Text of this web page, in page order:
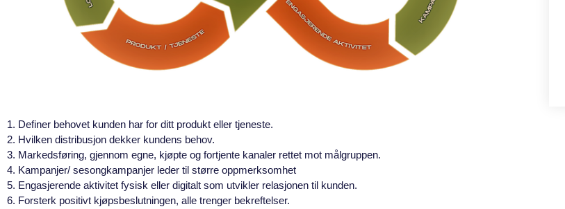
1. Definer behovet kunden har for ditt produkt eller tjeneste.
2. Hvilken distribusjon dekker kundens behov.
3. Markedsføring, gjennom egne, kjøpte og fortjente kanaler rettet mot målgruppen.
4. Kampanjer/ sesongkampanjer leder til større oppmerksomhet
5. Engasjerende aktivitet fysisk eller digitalt som utvikler relasjonen til kunden.
6. Forsterk positivt kjøpsbeslutningen, alle trenger bekreftelser.